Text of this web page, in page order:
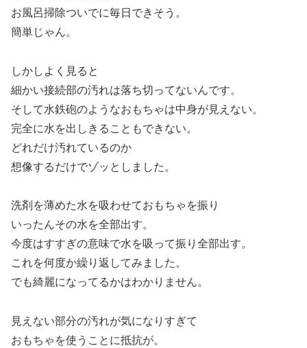
お風呂掃除ついでに毎日できそう。
簡単じゃん。
しかしよく見ると
細かい接続部の汚れは落ち切ってないんです。
そして水鉄砲のようなおもちゃは中身が見えない。
完全に水を出しきることもできない。
どれだけ汚れているのか
想像するだけでゾッとしました。
洗剤を薄めた水を吸わせておもちゃを振り
いったんその水を全部出す。
今度はすすぎの意味で水を吸って振り全部出す。
これを何度か繰り返してみました。
でも綺麗になってるかはわかりません。
見えない部分の汚れが気になりすぎて
おもちゃを使うことに抵抗が。